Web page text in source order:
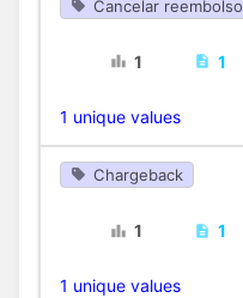
Cancelar reembolso
1 1
1 unique values
Chargeback
1 1
1 unique values